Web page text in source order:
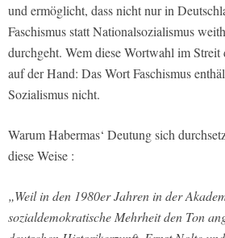
und ermöglicht, dass nicht nur in
Faschismus statt Nationalsozialismus
durchgeht. Wem diese Wortwahl im
auf der Hand: Das Wort Faschismus
Sozialismus nicht.
Warum Habermas‘ Deutung sich
diese Weise :
„Weil in den 1980er Jahren in der
sozialdemokratische Mehrheit den Ton